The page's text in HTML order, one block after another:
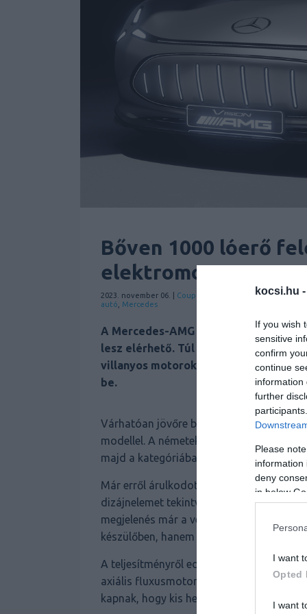
kocsi.hu -
If you wish
sensitive
confirm
continue
information
further
Please
information
deny
in below
I want
Opted
I want
Bőven 1000 lóerő
elektromos AMG
2023. november 06. | Coupe Hírek Mercedes-
autó
Mercedes
A Mercedes-AMG egy új elektromos
lesz elérhető. Túl sok technikai
villanyos motorokat szállító cég
be.
Várhatóan jövőre bővül a Mercedes-
modellel. A németek villanyos szedánja
majd a kategóriában, hanem inkább
Már erről árulkodott a tavaly bemutatott
dizájnelemet tekintve változhat még a
megjelenés már a végleges változat
készülőben, hanem az AMG
A teljesítményről eddig nem beszéltek a
axiális fluxusmotort használnak majd a
kapnak, hogy kis helyen is elférjenek,